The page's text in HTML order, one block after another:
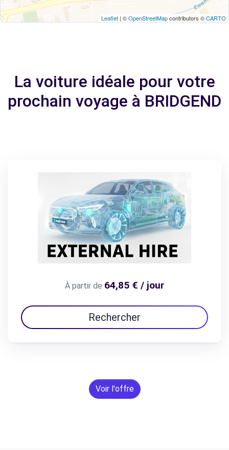
Leaflet | ©OpenStreetMapcontributors ©CARTO
La voiture idéale pour votre
prochain voyage à BRIDGEND
À partir de 64,85 € / jour
Rechercher
Voir l'offre